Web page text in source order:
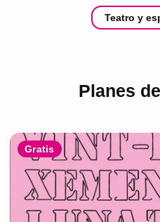
Teatro y
Planes
Gratis